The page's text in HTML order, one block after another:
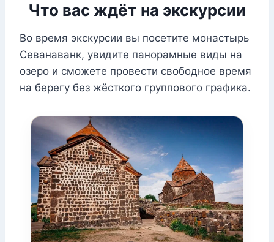
Что вас ждёт на экскурсии
Во время экскурсии вы посетите монастырь
Севанаванк, увидите панорамные виды на
озеро и сможете провести свободное время
на берегу без жёсткого группового графика.